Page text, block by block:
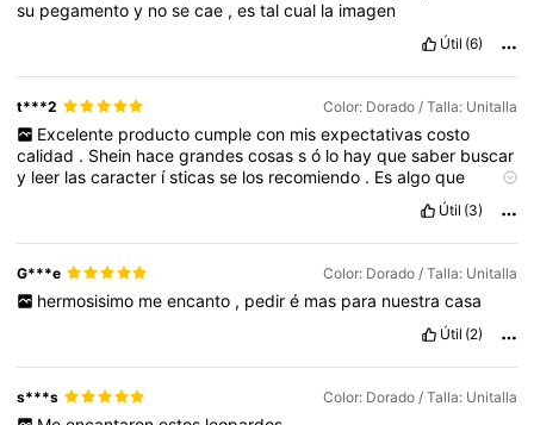
su pegamentoy nosecae ,estalcual la imagen
Útil (6)
t***2 Color: Dorado / Talla: Unitalla
Excelente producto cumple con mis expectativas costo
calidad . Shein hacegrandescosassó lo hayquesaber buscar
y leer lascaracter ísticasse los recomiendo . Esalgoque
Útil (3)
G***e Color: Dorado / Talla: Unitalla
hermosisimo me encanto , pedir é mas para nuestra casa
Útil (2)
s***s Color: Dorado / Talla: Unitalla